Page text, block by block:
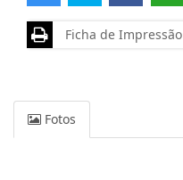
Ficha de Impressão
Fotos